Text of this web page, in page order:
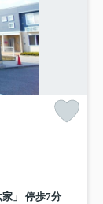
」 停歩7分